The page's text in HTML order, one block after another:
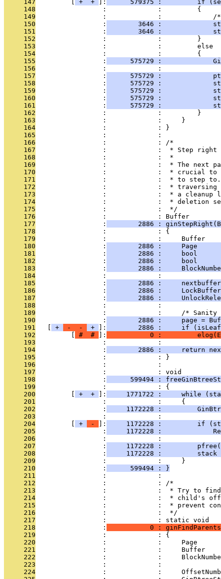
     147
+ + ]:
579375 :         if
     148
                 :             :         {
     149
:             :
     150
                 :
3646 :
     151
                 :
3646 :
     152
                 :             :         }
     153
                 :             :         else
     154
                 :             :         {
     155
                 :
575729 :
     156
                 :             :
     157
                 :
575729 :
     158
                 :
575729 :
     159
                 :
575729 :
     160
                 :
575729 :
     161
                 :
575729 :
     162
                 :             :         }
     163
                 :             :     }
     164
                 :             : }
     165
                 :             :
     166
                 :             : /*
     167
:             :  * Step right
     168
                 :             :  *
     169
:             :  * The next
     170
:             :  * crucial
     171
:             :  * to step
     172
:             :  *
     173
:             :  * a cleanup
     174
:             :  * deletion
     175
                 :             :  */
     176
                 :             : Buffer
     177
                 :
2886 :
     178
                 :             : {
     179
:             :     Buffer
     180
                 :
2886 :     Page
     181
                 :
2886 :     bool
     182
                 :
2886 :     bool
     183
                 :
2886 :
     184
                 :             :
     185
                 :
2886 :
     186
                 :
2886 :
     187
                 :
2886 :
     188
                 :             :
     189
:             :     /*
     190
                 :
2886 :     page =
     191
+ - - + ]:
2886 :     if
     192
# # ]:
0 :
     193
                 :             :
     194
                 :
2886 :     return
     195
                 :             : }
     196
                 :             :
     197
                 :             : void
     198
                 :
599494 :
     199
                 :             : {
     200
+ + ]:
1771722 :     while
     201
                 :             :     {
     202
                 :
1172228 :
     203
                 :             :
     204
+ - ]:
1172228 :         if
     205
                 :
1172228 :
     206
                 :             :
     207
                 :
1172228 :
     208
                 :
1172228 :         stack
     209
                 :             :     }
     210
                 :
      599494 : }
     211
                 :             :
     212
                 :             : /*
     213
:             :  * Try to
     214
:             :  * child's
     215
:             :  * prevent
     216
                 :             :  */
     217
                 :             : static void
     218
                 :
0 :
     219
                 :             : {
     220
:             :     Page
     221
:             :     Buffer
     222
:             :
     223
:             :
     224
:             :